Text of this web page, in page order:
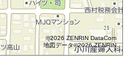
©2026 ZENRIN DataCom
地図データ©2026 ZENRIN